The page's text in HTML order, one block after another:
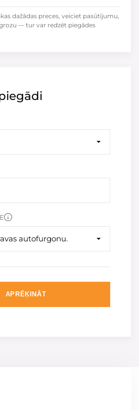
autofurgonu.
APRĒĶINĀT
dažādas preces, veiciet pasūtījumu,
— tur var redzēt piegādes